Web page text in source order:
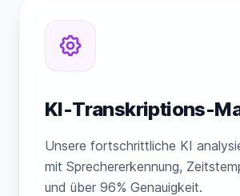
KI-Transkriptions-
Unsere fortschrittliche KI
mit Sprechererkennung,
und über 96% Genauigkeit.